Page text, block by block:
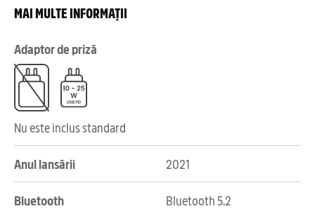
MAI MULTE INFORMAȚII
Adaptor de priză
Nu este inclus standard
Anul lansării 2021
Bluetooth Bluetooth 5.2